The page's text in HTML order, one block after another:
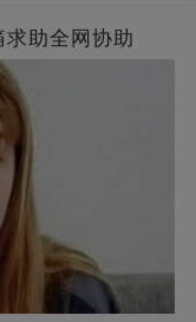
助全网协助